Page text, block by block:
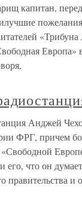
капитан,
Европа»
Анджей
ФРГ, причем
его, что он
правительства и